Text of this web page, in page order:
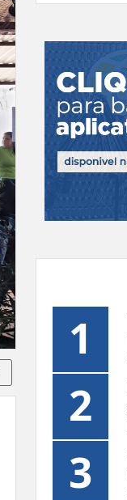
1
2
3